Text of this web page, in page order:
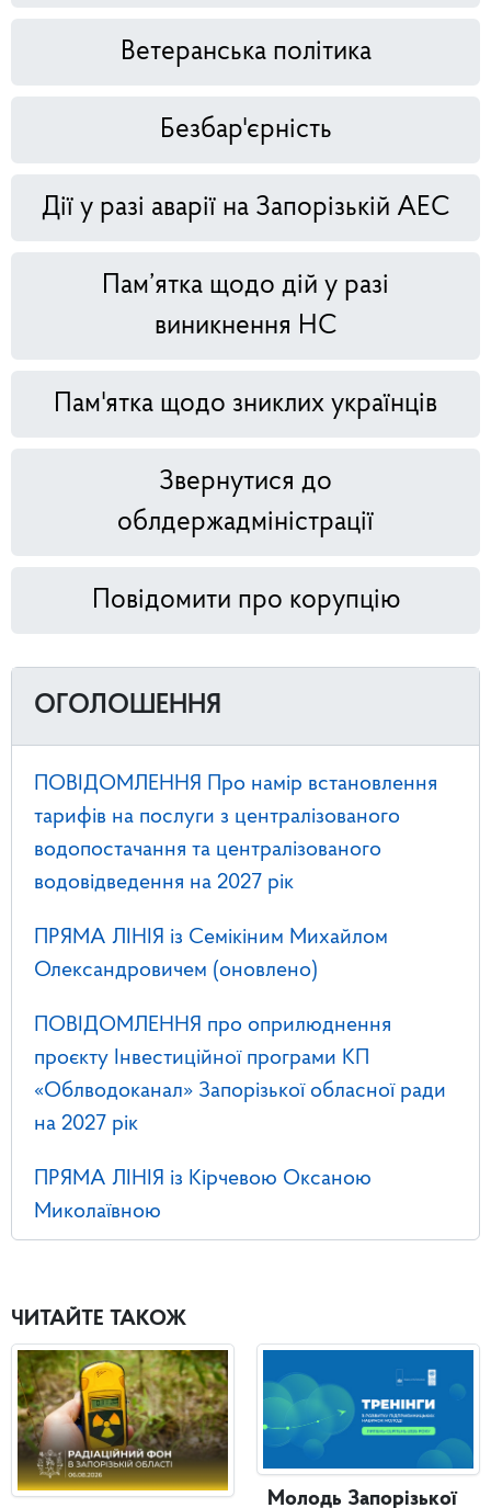
Ветеранська політика
Безбар'єрність
Дії у разі аварії на Запорізькій АЕС
Пам’ятка щодо дій у разі
виникнення НС
Пам'ятка щодо зниклих українців
Звернутися до
облдержадміністрації
Повідомити про корупцію
ОГОЛОШЕННЯ
ПОВІДОМЛЕННЯ Про намір встановлення
тарифів на послуги з централізованого
водопостачання та централізованого
водовідведення на 2027 рік
ПРЯМА ЛІНІЯ із Семікіним Михайлом
Олександровичем (оновлено)
ПОВІДОМЛЕННЯ про оприлюднення
проєкту Інвестиційної програми КП
«Облводоканал» Запорізької обласної ради
на 2027 рік
ПРЯМА ЛІНІЯ із Кірчевою Оксаною
Миколаївною
ЧИТАЙТЕ ТАКОЖ
Молодь Запорізької